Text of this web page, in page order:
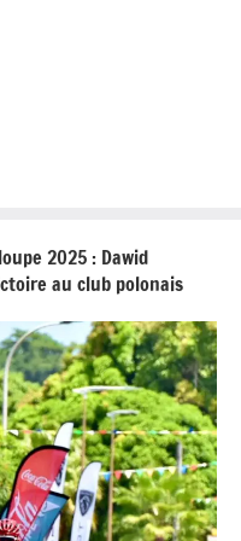
2025 : Dawid
au club polonais